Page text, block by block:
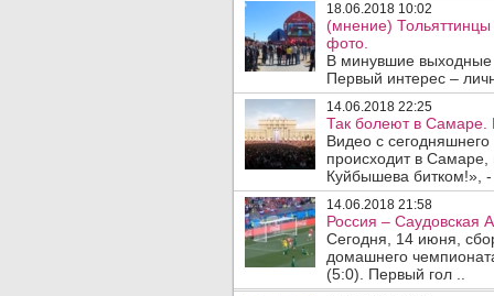
18.06.2018 10:02
(мнение)
фото.
В минувшие выходные
Первый интерес –
14.06.2018 22:25
Так болеют в Самаре.
Видео с
происходит в
Куйбышева битком!»,
14.06.2018 21:58
Россия – Саудовская
Сегодня, 14 июня,
домашнего
(5:0). Первый гол ..